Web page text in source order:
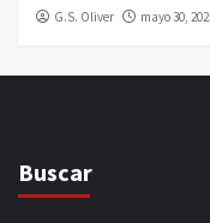
G.S. Oliver mayo 30,
Buscar